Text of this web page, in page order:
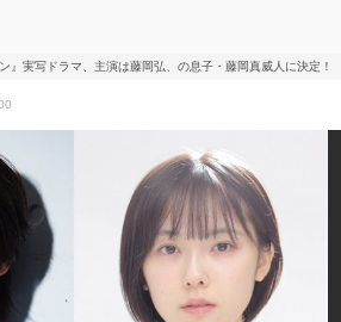
ン』実写ドラマ、主演は藤岡弘、の息子・藤岡真威人に決定